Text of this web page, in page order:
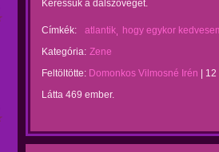
Keressük a dalszöveget.
Címkék: atlantik
hogy egykor
Kategória: Zene
Feltöltötte: Domonkos Vilmosné Irén
12
Látta 469 ember.